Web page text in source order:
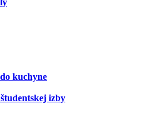
kuchyne
izby